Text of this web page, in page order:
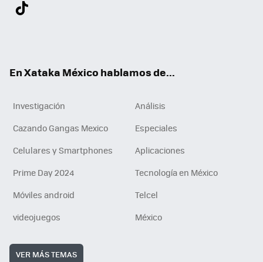
En Xataka México hablamos de...
Investigación
Análisis
Cazando Gangas Mexico
Especiales
Celulares y Smartphones
Aplicaciones
Prime Day 2024
Tecnología en México
Móviles android
Telcel
videojuegos
México
VER MÁS TEMAS